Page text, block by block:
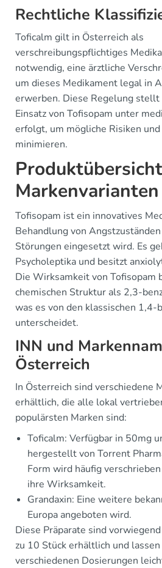
Rechtliche
Toficalm gilt in Österreich als
verschreibungspflichtiges
notwendig, eine ärztliche
um dieses Medikament legal in
erwerben. Diese Regelung stellt
Einsatz von Tofisopam unter
erfolgt, um mögliche Risiken
minimieren.
Markenvarianten
Tofisopam ist ein innovatives
Behandlung von
Störungen eingesetzt wird. Es
Psycholeptika und besitzt
Die Wirksamkeit von Tofisopam
chemischen Struktur als 2,3-
was es von den klassischen 1,4-
unterscheidet.
INN und
Österreich
In Österreich sind verschiedene
erhältlich, die alle lokal
populärsten Marken sind:
Toficalm: Verfügbar in 50mg
hergestellt von Torrent
Form wird häufig
ihre Wirksamkeit.
Grandaxin: Eine weitere
Europa angeboten wird.
Diese Präparate sind
zu 10 Stück erhältlich und
verschiedenen Dosierungen